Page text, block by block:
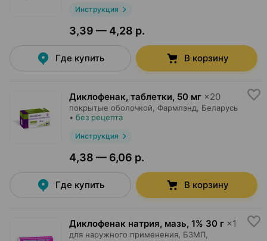
Инструкция
3,39 — 4,28 р.
Где купить В корзину
Диклофенак, таблетки, 50 мг ×20
покрытые оболочкой, Фармлэнд , Беларусь
• без рецепта
Инструкция
4,38 — 6,06 р.
Где купить В корзину
Диклофенак натрия, мазь, 1% 30 г ×1
для наружного применения, БЗМП